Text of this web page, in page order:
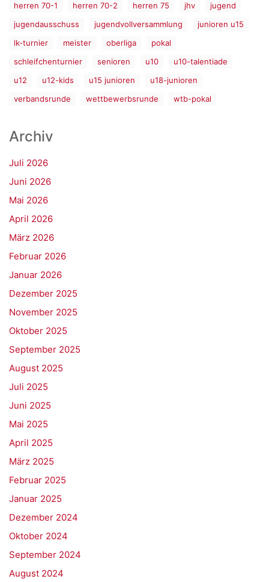
herren 70-1
herren 70-2 herren 75 jhv
jugend
jugendausschuss
jugendvollversammlung
junioren u15
lk-turnier
meister oberliga
pokal
schleifchenturnier
senioren u10
u10-talentiade
u12
u12-kids u15 junioren
u18-junioren
verbandsrunde
wettbewerbsrunde wtb-pokal
Archiv
Juli 2026
Juni 2026
Mai 2026
April 2026
März 2026
Februar 2026
Januar 2026
Dezember 2025
November 2025
Oktober 2025
September 2025
August 2025
Juli 2025
Juni 2025
Mai 2025
April 2025
März 2025
Februar 2025
Januar 2025
Dezember 2024
Oktober 2024
September 2024
August 2024